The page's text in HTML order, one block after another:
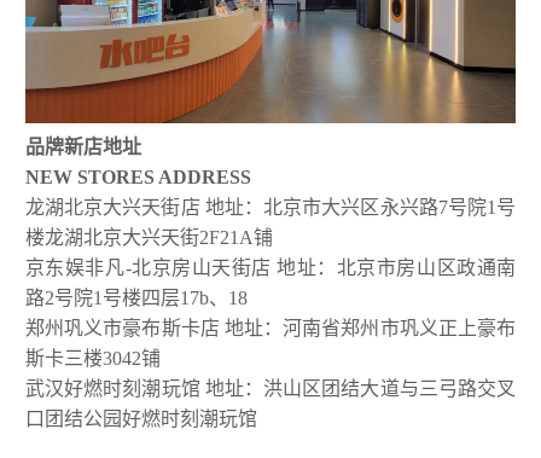
品牌新店地址
NEW STORES ADDRESS
龙湖北京大兴天街店 地址：北京市大兴区永兴路7号院1号
楼龙湖北京大兴天街2F21A铺
京东娱非凡-北京房山天街店 地址：北京市房山区政通南
路2号院1号楼四层17b、18
郑州巩义市豪布斯卡店 地址：河南省郑州市巩义正上豪布
斯卡三楼3042铺
武汉好燃时刻潮玩馆 地址：洪山区团结大道与三弓路交叉
口团结公园好燃时刻潮玩馆